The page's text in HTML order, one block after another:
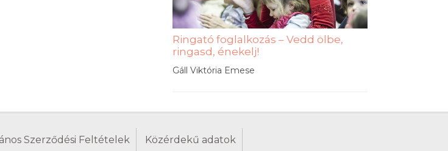
Ringató foglalkozás – Vedd ölbe,
ringasd, énekelj!
Gáll Viktória Emese
Szerződési Feltételek Közérdekű adatok